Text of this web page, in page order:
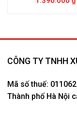
CÔNG TY TNHH
Mã số thuế:
Thành phố Hà Nội